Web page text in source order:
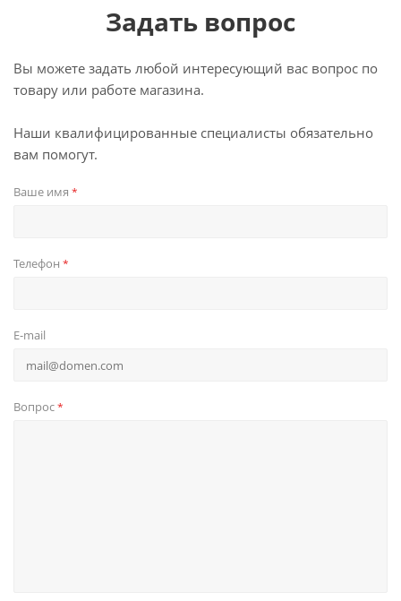
Задать вопрос
Вы можете задать любой интересующий вас вопрос по
товару или работе магазина.
Наши квалифицированные специалисты обязательно
вам помогут.
Ваше имя *
Телефон *
E-mail
Вопрос*